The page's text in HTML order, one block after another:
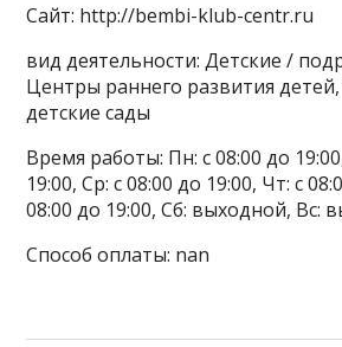
Сайт: http://bembi-klub-centr.ru
вид деятельности: Детские /
Центры раннего развития
детские сады
Время работы: Пн: с 08:00 до
19:00, Ср: с 08:00 до 19:00, Чт: с
08:00 до 19:00, Сб: выходной, Вс:
Способ оплаты: nan